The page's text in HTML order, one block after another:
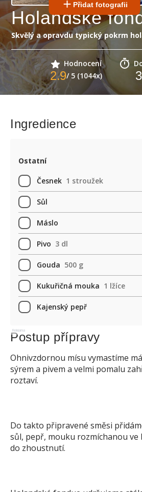
Přidat fotografii
Holandské
Skvělý a opravdu typický pokrm
Hodnocení
2.9/ 5 (1044x)
Ingredience
Ostatní
Česnek 1 stroužek
Sůl
Máslo
Pivo 3 dl
Gouda 500 g
Kukuřičná mouka 1 lžíce
Kajenský pepř
Reklama
Postup přípravy
Ohnivzdornou mísu vymastíme
sýrem a pivem a velmi pomalu
roztaví.
Do takto připravené směsi
sůl, pepř, mouku rozmíchanou ve
do zhoustnutí.